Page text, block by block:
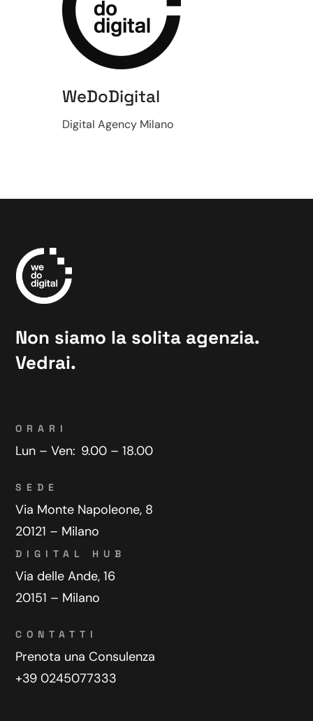
WeDoDigital
Digital Agency Milano
Non siamo la solita agenzia.
Vedrai.
ORARI
Lun – Ven: 9.00 – 18.00
SEDE
Via Monte Napoleone, 8
20121 – Milano
DIGITAL HUB
Via delle Ande, 16
20151 – Milano
CONTATTI
Prenota una Consulenza
+39 0245077333